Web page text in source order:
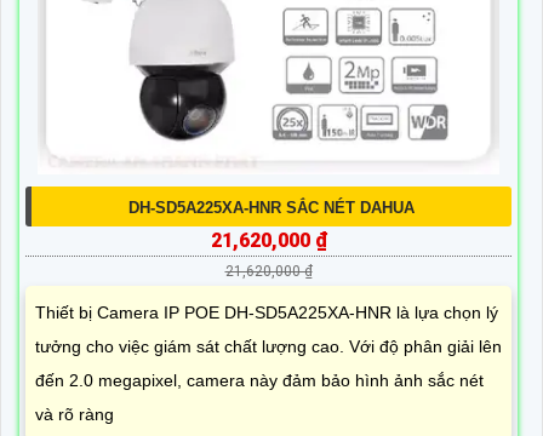
DH-SD5A225XA-HNR SẮC NÉT DAHUA
21,620,000 ₫
21,620,000 ₫
Thiết bị Camera IP POE DH-SD5A225XA-HNR là lựa chọn lý
tưởng cho việc giám sát chất lượng cao. Với độ phân giải lên
đến 2.0 megapixel, camera này đảm bảo hình ảnh sắc nét
và rõ ràng